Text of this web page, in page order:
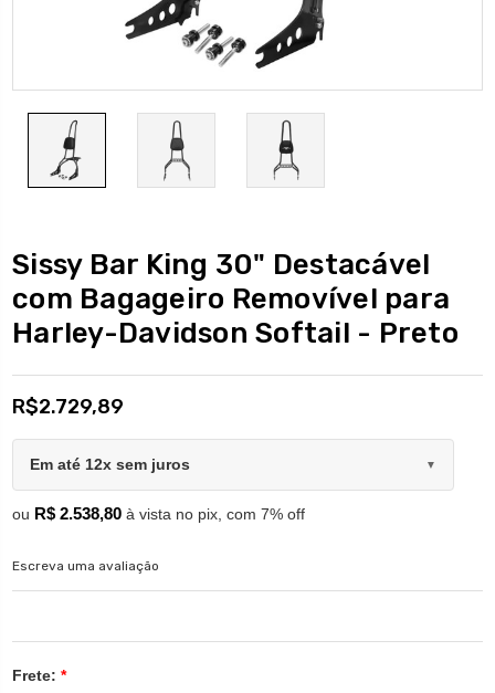
Sissy Bar King 30" Destacável
com Bagageiro Removível para
Harley-Davidson Softail - Preto
R$2.729,89
Em até 12x sem juros ▼
ou R$ 2.538,80 à vista no pix, com 7% off
Escreva uma avaliação
Frete: *